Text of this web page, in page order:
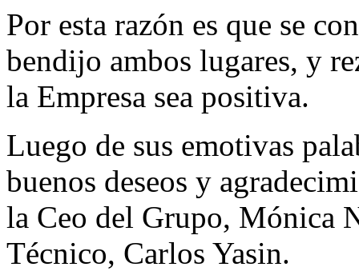
Por esta razón es que se
bendijo ambos lugares, y
la Empresa sea positiva.
Luego de sus emotivas
buenos deseos y
la Ceo del Grupo, Mónica
Técnico, Carlos Yasin.